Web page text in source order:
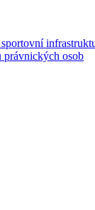
právnických osob